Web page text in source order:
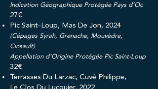
Indication Géographique Protégée Pays d’Oc
27€
Pic Saint-Loup, Mas De Jon, 2024
(Cépages Syrah, Grenache, Mouvèdre,
Cinsault)
Appellation d’Origine Protégée Pic Saint-Loup
32€
Terrasses Du Larzac, Cuvé Philippe,